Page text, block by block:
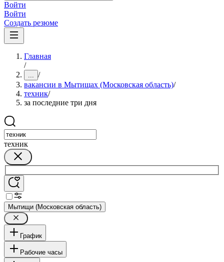
Войти
Войти
Создать резюме
Главная
/
... /
вакансии в Мытищах (Московская область)/
техник/
за последние три дня
техник
Мытищи (Московская область)
График
Рабочие часы